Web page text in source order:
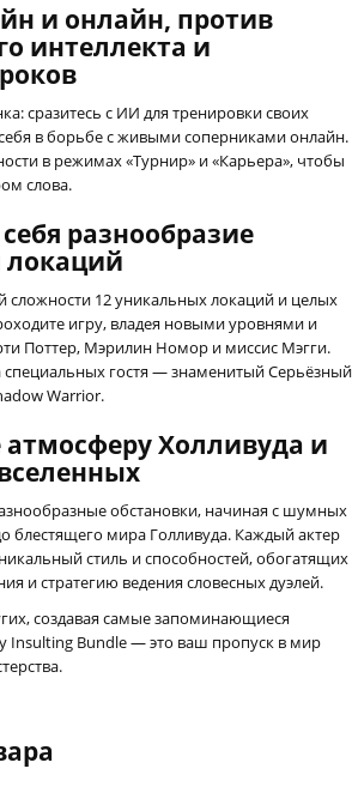
и онлайн, против
интеллекта и
сразитесь с ИИ для тренировки своих
в борьбе с живыми соперниками онлайн.
в режимах «Турнир» и «Карьера», чтобы
слова.
разнообразие
локаций
сложности 12 уникальных локаций и целых
игру, владея новыми уровнями и
Поттер, Мэрилин Номор и миссис Мэгги.
специальных гостя — знаменитый Серьёзный
Warrior.
атмосферу Холливуда и
обстановки, начиная с шумных
блестящего мира Голливуда. Каждый актер
стиль и способностей, обогатящих
и стратегию ведения словесных дуэлей.
создавая самые запоминающиеся
Insulting Bundle — это ваш пропуск в мир